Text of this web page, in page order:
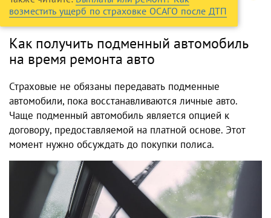
возместить ущерб по страховке ОСАГО после ДТП
Как получить подменный автомобиль
на время ремонта авто
Страховые не обязаны передавать подменные
автомобили, пока восстанавливаются личные авто.
Чаще подменный автомобиль является опцией к
договору, предоставляемой на платной основе. Этот
момент нужно обсуждать до покупки полиса.